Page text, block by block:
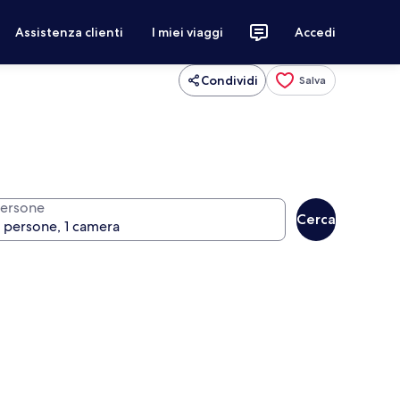
Assistenza clienti I miei viaggi Accedi
Condividi Salva
Cerca